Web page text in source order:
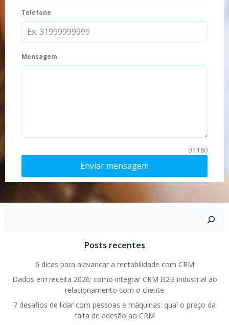
Telefone
Mensagem
0 / 180
Enviar mensagem
Posts recentes
6 dicas para alavancar a rentabilidade com CRM
Dados em receita 2026: como integrar CRM B2B industrial ao
relacionamento com o cliente
7 desafios de lidar com pessoas e máquinas: qual o preço da
falta de adesão ao CRM